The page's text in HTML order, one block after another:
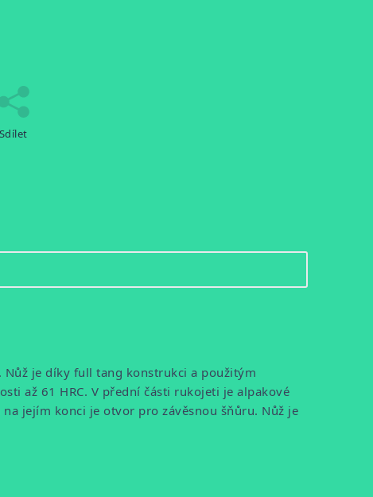
Sdílet
je díky full tang konstrukci a použitým
až 61 HRC. V přední části rukojeti je alpakové
jejím konci je otvor pro závěsnou šňůru. Nůž je